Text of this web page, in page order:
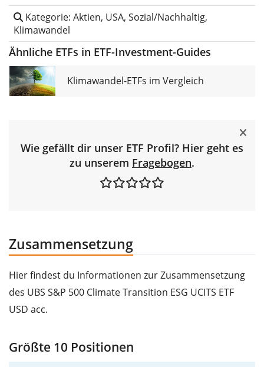
Kategorie: Aktien, USA, Sozial/Nachhaltig,
Klimawandel
Ähnliche ETFs in ETF-Investment-Guides
Klimawandel-ETFs im Vergleich
Wie gefällt dir unser ETF Profil? Hier geht es
zu unserem Fragebogen.
Zusammensetzung
Hier findest du Informationen zur Zusammensetzung
des UBS S&P 500 Climate Transition ESG UCITS ETF
USD acc.
Größte 10 Positionen